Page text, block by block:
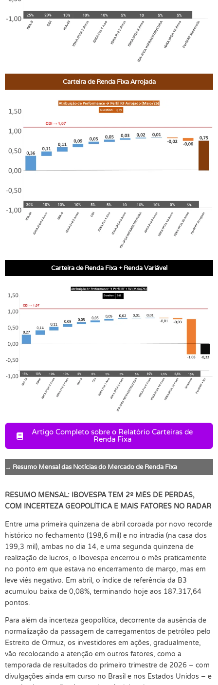
Carteira de Renda Fixa Arrojada
Carteira de Renda Fixa + Renda Variável
Artigo Completo sobre o Relatório Carteiras de
Renda Fixa
→ Resumo Mensal das Notícias do Mercado de Renda Fixa
RESUMO MENSAL: IBOVESPA TEM 2º MÊS DE PERDAS,
COM INCERTEZA GEOPOLÍTICA E MAIS FATORES NO RADAR
Entre uma primeira quinzena de abril coroada por novo recorde
histórico no fechamento (198,6 mil) e no intradia (na casa dos
199,3 mil), ambas no dia 14, e uma segunda quinzena de
realização de lucros, o Ibovespa encerrou o mês praticamente
no ponto em que estava no encerramento de março, mas em
leve viés negativo. Em abril, o índice de referência da B3
acumulou baixa de 0,08%, terminando hoje aos 187.317,64
pontos.
Para além da incerteza geopolítica, decorrente da ausência de
normalização da passagem de carregamentos de petróleo pelo
Estreito de Ormuz, os investidores em ações, gradualmente,
vão recolocando a atenção em outros fatores, como a
temporada de resultados do primeiro trimestre de 2026 – com
divulgações ainda em curso no Brasil e nos Estados Unidos – e